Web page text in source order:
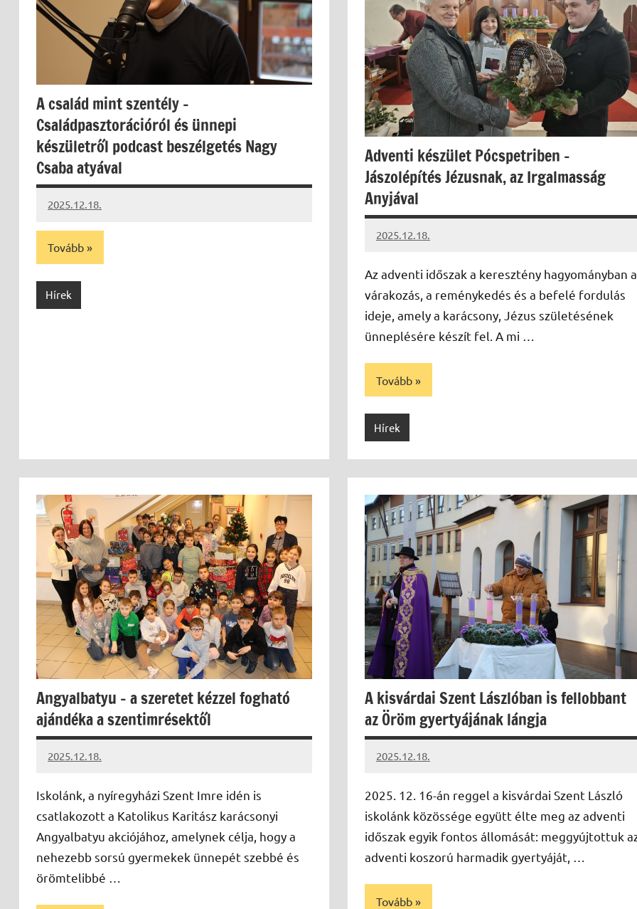
A család mint szentély –
Családpasztorációról és ünnepi
készületről podcast beszélgetés Nagy
Csaba atyával
2025.12.18.
Leiszt
Máté
Tovább
Hírek
Adventi készület Pócspetriben –
Jászolépítés Jézusnak, az Irgalmasság
Anyjával
2025.12.18.
Leiszt
Az adventi időszak a keresztény hagyományban a
várakozás, a reménykedés és a befelé fordulás
ideje, amely a karácsony, Jézus születésének
ünneplésére készít fel. A mi …
Tovább
Hírek
Angyalbatyu – a szeretet kézzel fogható
ajándéka a szentimrésektől
2025.12.18.
Leiszt
Iskolánk, a nyíregyházi Szent Imre idén is
csatlakozott a Katolikus Karitász karácsonyi
Angyalbatyu akciójához, amelynek célja, hogy a
nehezebb sorsú gyermekek ünnepét szebbé és
örömtelibbé …
A kisvárdai Szent Lászlóban is fellobbant
az Öröm gyertyájának lángja
2025.12.18.
Leiszt
2025. 12. 16-án reggel a kisvárdai Szent László
iskolánk közössége együtt élte meg az adventi
időszak egyik fontos állomását: meggyújtottuk
adventi koszorú harmadik gyertyáját, …
Tovább